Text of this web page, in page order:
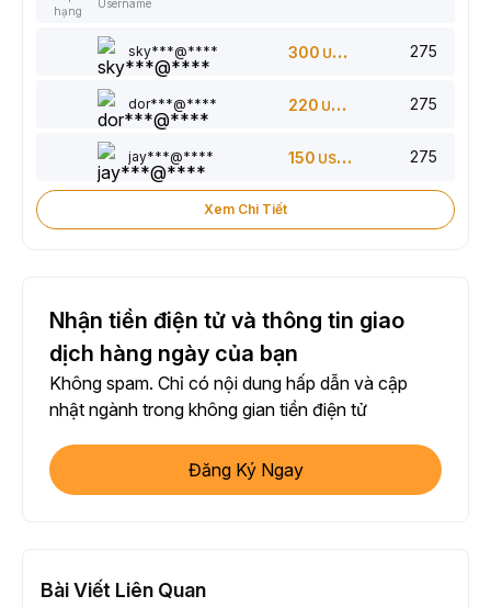
hạng
Username
sky***@**** 300 USDT 275
dor***@**** 220 USDT 275
jay***@**** 150 USDT 275
Xem Chi Tiết
Nhận tiền điện tử và thông tin giao
dịch hàng ngày của bạn
Không spam. Chỉ có nội dung hấp dẫn và cập
nhật ngành trong không gian tiền điện tử
Đăng Ký Ngay
Bài Viết Liên Quan